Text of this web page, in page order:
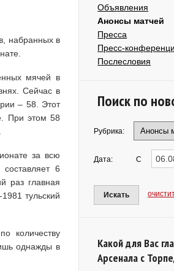
набранных в
мячей в
Сейчас в
– 58. Этот
При этом 58
за всю
6
раз главная
тульский
количеству
однажды в
Объявления
Анонсы матчей
Пресса
Пресс-
Послесловия
Поиск по
Рубрика:
Дата: С
Искать
Какой для Вас
Арсенала с